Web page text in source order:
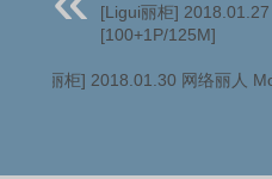
[Ligui丽柜]
[100+1P/125M]
[Ligui丽柜] 2018.01.30 网络丽人